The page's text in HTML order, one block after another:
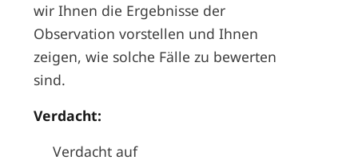
wir Ihnen die Ergebnisse der
Observation vorstellen und Ihnen
zeigen, wie solche Fälle zu bewerten
sind.
Verdacht:
Verdacht auf